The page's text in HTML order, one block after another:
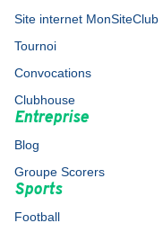
Site internet MonSiteClub
Tournoi
Convocations
Clubhouse
Entreprise
Blog
Groupe Scorers
Sports
Football